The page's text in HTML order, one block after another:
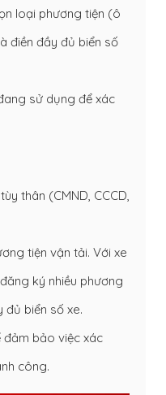
loại phương tiện (ô
điền đầy đủ biển số
sử dụng để xác
thân (CMND, CCCD,
tiện vận tải. Với xe
ký nhiều phương
đủ biển số xe.
đảm bảo việc xác
công.